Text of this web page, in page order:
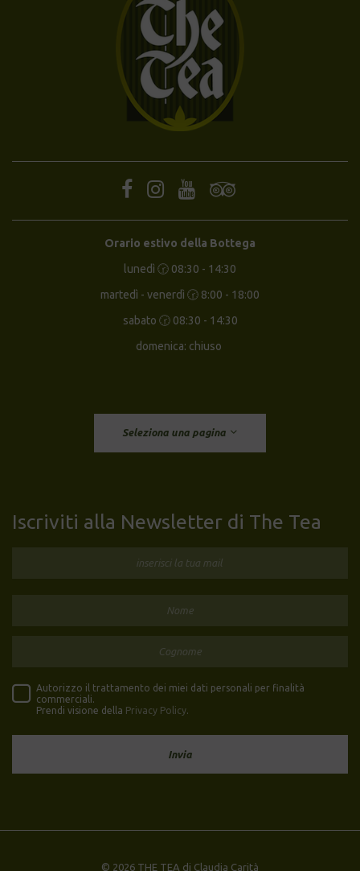
Orario estivo della Bottega
lunedì 🕝 08:30 - 14:30
martedì - venerdì 🕝 8:00 - 18:00
sabato 🕝 08:30 - 14:30
domenica: chiuso
Seleziona una pagina
Iscriviti alla Newsletter di The Tea
Autorizzo il trattamento dei miei dati personali per finalità
commerciali.
Prendi visione della Privacy Policy.
© 2026 THE TEA di Claudia Carità